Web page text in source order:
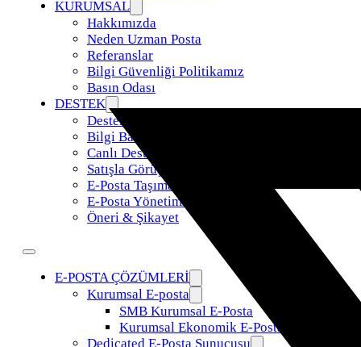
KURUMSAL
Hakkımızda
Neden Uzman Posta
Referanslar
Bilgi Güvenliği Politikamız
Basın Odası
DESTEK
Destek Talebi
Bilgi Bankası
Canlı Destek
Satışla Görüş
E-Posta Taşıma
E-Posta Yönetimi
Öneri & Şikayet
E-POSTA ÇÖZÜMLERİ
Kurumsal E-posta
SMB Kurumsal E-Posta
Kurumsal Ekonomik E-Posta
Dedicated E-Posta Sunucusu